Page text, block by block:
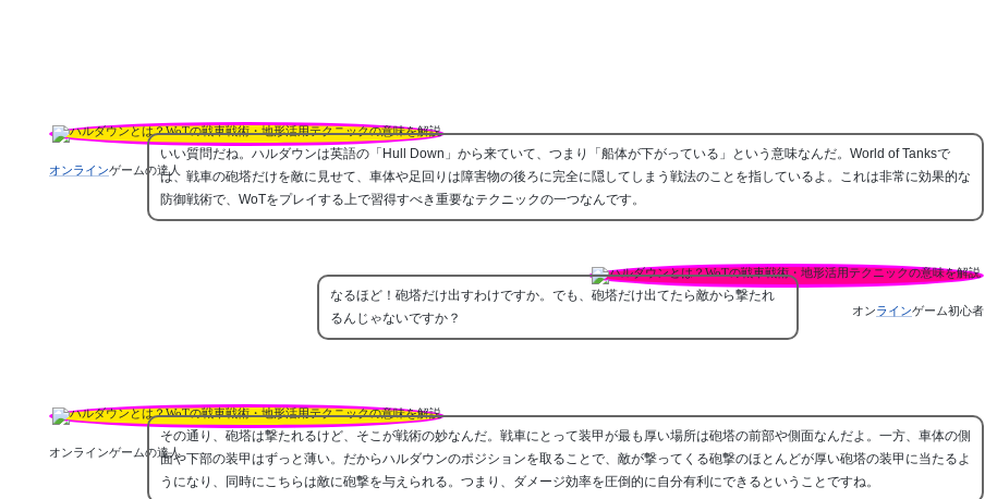
オンラインゲームの達人
いい質問だね。ハルダウンは英語の「Hull Down」から来ていて、つまり「船体が下がっている」という意味なんだ。World of Tanksで
は、戦車の砲塔だけを敵に見せて、車体や足回りは障害物の後ろに完全に隠してしまう戦法のことを指しているよ。これは非常に効果的な
防御戦術で、WoTをプレイする上で習得すべき重要なテクニックの一つなんです。
オンラインゲーム初心者
なるほど！砲塔だけ出すわけですか。でも、砲塔だけ出てたら敵から撃たれ
るんじゃないですか？
オンラインゲームの達人
その通り、砲塔は撃たれるけど、そこが戦術の妙なんだ。戦車にとって装甲が最も厚い場所は砲塔の前部や側面なんだよ。一方、車体の側
面や下部の装甲はずっと薄い。だからハルダウンのポジションを取ることで、敵が撃ってくる砲撃のほとんどが厚い砲塔の装甲に当たるよ
うになり、同時にこちらは敵に砲撃を与えられる。つまり、ダメージ効率を圧倒的に自分有利にできるということですね。